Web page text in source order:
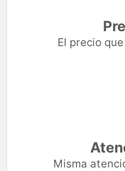
El precio
Misma